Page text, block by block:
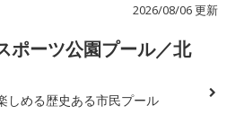
2026/08/06 更新
ポーツ公園プール／北
しめる歴史ある市民プール